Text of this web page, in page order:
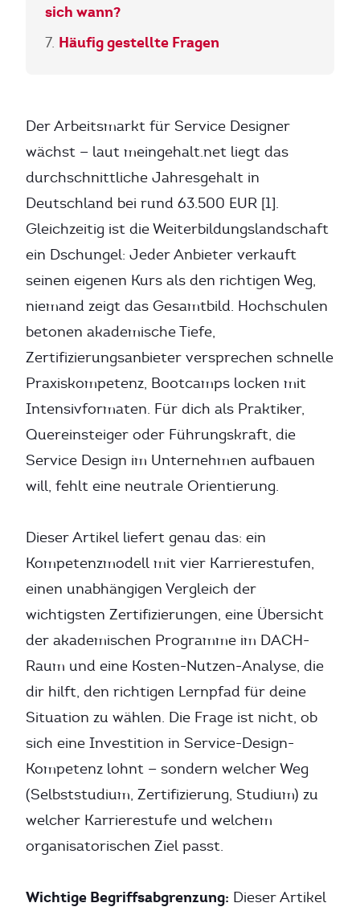
sich wann?
Häufig gestellte Fragen
Der Arbeitsmarkt für Service Designer
wächst — laut meingehalt.net liegt das
durchschnittliche Jahresgehalt in
Deutschland bei rund 63.500 EUR [1].
Gleichzeitig ist die Weiterbildungslandschaft
ein Dschungel: Jeder Anbieter verkauft
seinen eigenen Kurs als den richtigen Weg,
niemand zeigt das Gesamtbild. Hochschulen
betonen akademische Tiefe,
Zertifizierungsanbieter versprechen schnelle
Praxiskompetenz, Bootcamps locken mit
Intensivformaten. Für dich als Praktiker,
Quereinsteiger oder Führungskraft, die
Service Design im Unternehmen aufbauen
will, fehlt eine neutrale Orientierung.
Dieser Artikel liefert genau das: ein
Kompetenzmodell mit vier Karrierestufen,
einen unabhängigen Vergleich der
wichtigsten Zertifizierungen, eine Übersicht
der akademischen Programme im DACH-
Raum und eine Kosten-Nutzen-Analyse, die
dir hilft, den richtigen Lernpfad für deine
Situation zu wählen. Die Frage ist nicht, ob
sich eine Investition in Service-Design-
Kompetenz lohnt — sondern welcher Weg
(Selbststudium, Zertifizierung, Studium) zu
welcher Karrierestufe und welchem
organisatorischen Ziel passt.
Wichtige Begriffsabgrenzung: Dieser Artikel